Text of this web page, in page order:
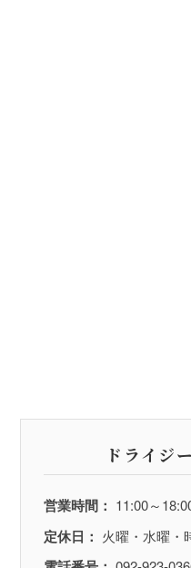
ドライジ
営業時間： 11:00～
定休日： 火曜・水曜・